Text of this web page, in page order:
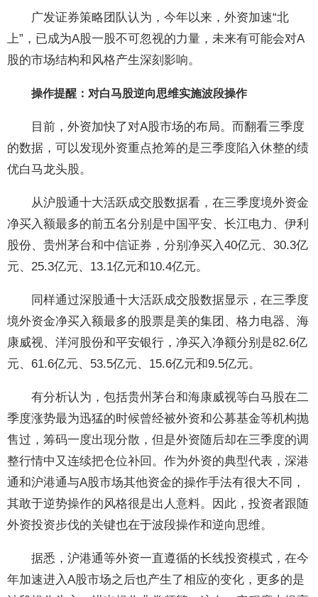
广发证券策略团队认为，今年以来，外资加速“北
上”，已成为A股一股不可忽视的力量，未来有可能会对A
股的市场结构和风格产生深刻影响。
操作提醒：对白马股逆向思维实施波段操作
目前，外资加快了对A股市场的布局。而翻看三季度
的数据，可以发现外资重点抢筹的是三季度陷入休整的绩
优白马龙头股。
从沪股通十大活跃成交股数据看，在三季度境外资金
净买入额最多的前五名分别是中国平安、长江电力、伊利
股份、贵州茅台和中信证券，分别净买入40亿元、30.3亿
元、25.3亿元、13.1亿元和10.4亿元。
同样通过深股通十大活跃成交股数据显示，在三季度
境外资金净买入额最多的股票是美的集团、格力电器、海
康威视、洋河股份和平安银行，净买入净额分别是82.6亿
元、61.6亿元、53.5亿元、15.6亿元和9.5亿元。
有分析认为，包括贵州茅台和海康威视等白马股在二
季度涨势最为迅猛的时候曾经被外资和公募基金等机构抛
售过，筹码一度出现分散，但是外资随后却在三季度的调
整行情中又连续把仓位补回。作为外资的典型代表，深港
通和沪港通与A股市场其他资金的操作手法有很大不同，
其敢于逆势操作的风格很是出人意料。因此，投资者跟随
外资投资步伐的关键也在于波段操作和逆向思维。
据悉，沪港通等外资一直遵循的长线投资模式，在今
年加速进入A股市场之后也产生了相应的变化，更多的是